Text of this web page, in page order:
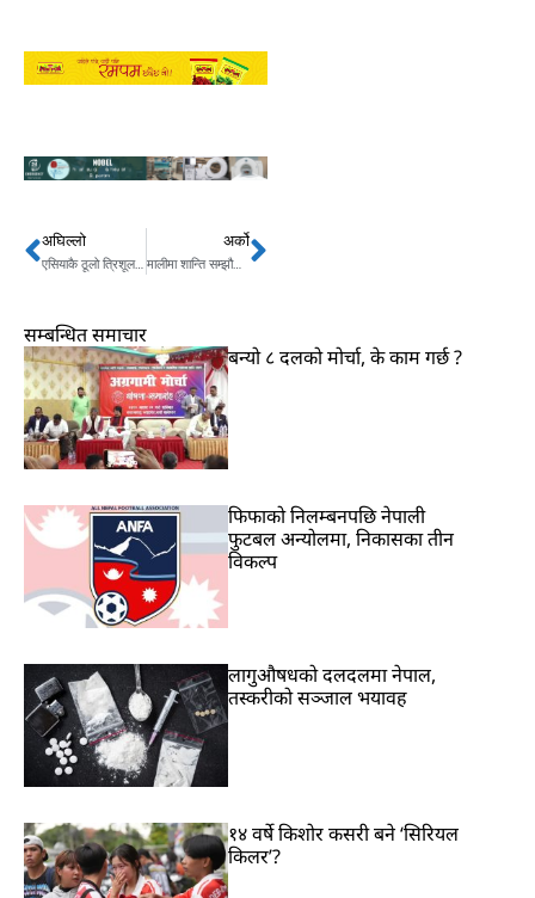
Prev
अघिल्लो
एसियाकै ठूलो त्रिशूल रहेको पाल्पा भैरवमा दर्शनार्थी बढे
अर्को
मालीमा शान्ति सम्झौताः संयुक्त राष्ट्रसङ्घद्वारा स्वागत Next
सम्बन्धित समाचार
बन्यो ८ दलको मोर्चा, के काम गर्छ ?
फिफाको निलम्बनपछि नेपाली
फुटबल अन्योलमा, निकासका तीन
विकल्प
लागुऔषधको दलदलमा नेपाल,
तस्करीको सञ्जाल भयावह
१४ वर्षे किशोर कसरी बने ‘सिरियल
किलर’?